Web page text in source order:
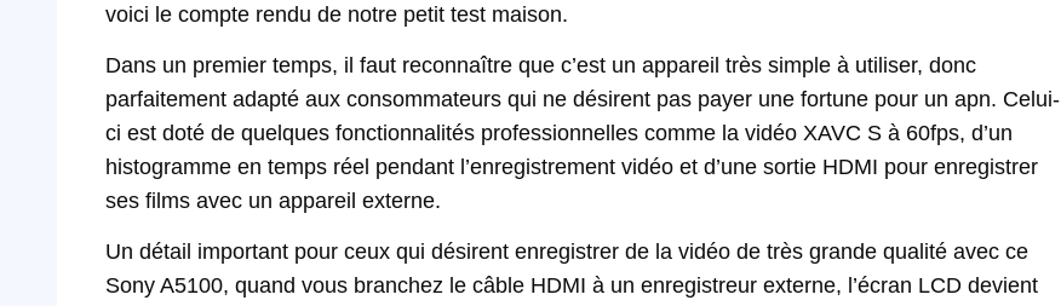
voici le compte rendu de notre petit test maison.
Dans un premier temps, il faut reconnaître que c’est un appareil très simple à utiliser, donc
parfaitement adapté aux consommateurs qui ne désirent pas payer une fortune pour un apn. Celui-
ci est doté de quelques fonctionnalités professionnelles comme la vidéo XAVC S à 60fps, d’un
histogramme en temps réel pendant l’enregistrement vidéo et d’une sortie HDMI pour enregistrer
ses films avec un appareil externe.
Un détail important pour ceux qui désirent enregistrer de la vidéo de très grande qualité avec ce
Sony A5100, quand vous branchez le câble HDMI à un enregistreur externe, l’écran LCD devient